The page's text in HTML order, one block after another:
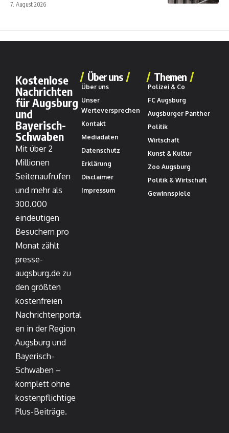
7. August 2026
Kostenlose
Nachrichten
für Augsburg
und
Bayerisch-
Schwaben
Mit über 2
Millionen
Seitenaufrufen
und mehr als
300.000
eindeutigen
Besuchern pro
Monat zählt
presse-
augsburg.de zu
den größten
kostenfreien
Nachrichtenportal
en in der Region
Augsburg und
Bayerisch-
Schwaben –
komplett ohne
kostenpflichtige
Plus-Beiträge.
Über uns
Über uns
Unser
Werteversprechen
Kontakt
Mediadaten
Datenschutz
Erklärung
Disclaimer
Impressum
Themen
Polizei & Co
FC Augsburg
Augsburger Panther
Politik
Wirtschaft
Kunst & Kultur
Zoo Augsburg
Politik & Wirtschaft
Gewinnspiele